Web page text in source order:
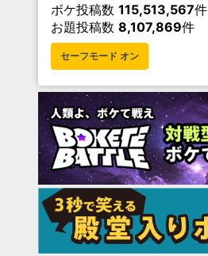
ボケ投稿数 115,513,567件
お題投稿数 8,107,869件
セーフモード オン